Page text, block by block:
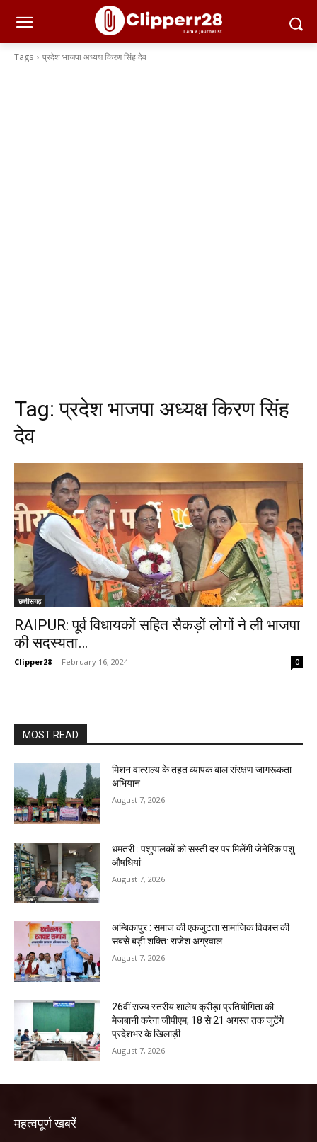
Tags प्रदेश भाजपा अध्यक्ष किरण सिंह देव
Tag:प्रदेश भाजपा अध्यक्ष किरण सिंह
देव
छत्तीसगढ़
RAIPUR: पूर्व विधायकों सहित सैकड़ों लोगों ने ली भाजपा
की सदस्यता…
Clipper28 - February 16, 2024 0
MOST READ
मिशन वात्सल्य के तहत व्यापक बाल संरक्षण जागरूकता
अभियान
August 7, 2026
धमतरी : पशुपालकों को सस्ती दर पर मिलेंगी जेनेरिक पशु
औषधियां
August 7, 2026
अम्बिकापुर : समाज की एकजुटता सामाजिक विकास की
सबसे बड़ी शक्ति: राजेश अग्रवाल
August 7, 2026
26वीं राज्य स्तरीय शालेय क्रीड़ा प्रतियोगिता की
मेजबानी करेगा जीपीएम, 18 से 21 अगस्त तक जुटेंगे
प्रदेशभर के खिलाड़ी
August 7, 2026
महत्वपूर्ण खबरें